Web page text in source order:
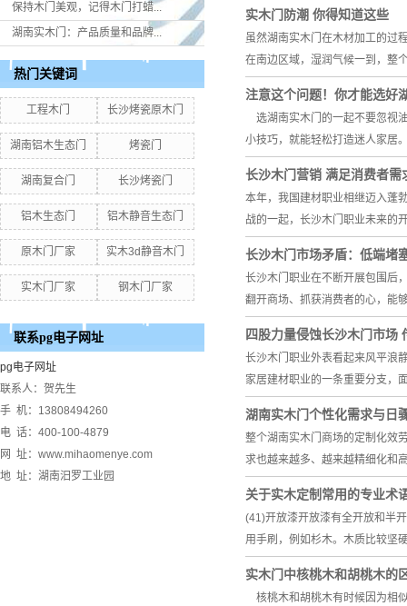
保持木门美观，记得木门打蜡...
湖南实木门：产品质量和品牌...
热门关键词
工程木门 长沙烤瓷原木门
湖南铝木生态门 烤瓷门
湖南复合门 长沙烤瓷门
铝木生态门 铝木静音生态门
原木门厂家 实木3d静音木门
实木门厂家 钢木门厂家
联系pg电子网址
pg电子网址
联系人：贺先生
手 机：13808494260
电 话：400-100-4879
网 址：www.mihaomenye.com
地 址：湖南汨罗工业园
实木门防潮 你得知道这些
虽然湖南实木门在木材加工的过
在南边区域，湿润气候一到，整
注意这个问题！你才能选好
选湖南实木门的一起不要忽视
小技巧，就能轻松打造迷人家
长沙木门营销 满足消费者需
本年，我国建材职业相继迈入蓬
战的一起，长沙木门职业未来的
长沙木门市场矛盾：低端堵
长沙木门职业在不断开展包围后
翻开商场、抓获消费者的心，能
四股力量侵蚀长沙木门市场
长沙木门职业外表看起来风平浪
家居建材职业的一条重要分支，
湖南实木门个性化需求与日
整个湖南实木门商场的定制化效
求也越来越多、越来越精细化和
关于实木定制常用的专业术
(41)开放漆开放漆有全开放和半
用手刷，例如杉木。木质比较坚
实木门中核桃木和胡桃木的
核桃木和胡桃木有时候因为相